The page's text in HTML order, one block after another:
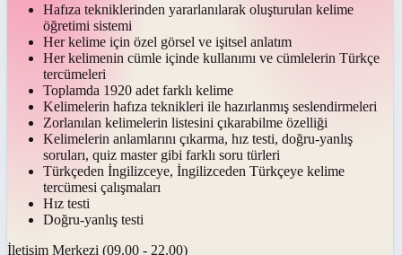
Hafıza tekniklerinden yararlanılarak oluşturulan kelime
öğretimi sistemi
Her kelime için özel görsel ve işitsel anlatım
Her kelimenin cümle içinde kullanımı ve cümlelerin Türkçe
tercümeleri
Toplamda 1920 adet farklı kelime
Kelimelerin hafıza teknikleri ile hazırlanmış seslendirmeleri
Zorlanılan kelimelerin listesini çıkarabilme özelliği
Kelimelerin anlamlarını çıkarma, hız testi, doğru-yanlış
soruları, quiz master gibi farklı soru türleri
Türkçeden İngilizceye, İngilizceden Türkçeye kelime
tercümesi çalışmaları
Hız testi
Doğru-yanlış testi
İletişim Merkezi (09.00 - 22.00)